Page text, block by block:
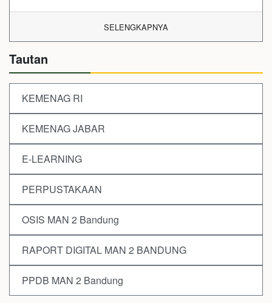
SELENGKAPNYA
Tautan
KEMENAG RI
KEMENAG JABAR
E-LEARNING
PERPUSTAKAAN
OSIS MAN 2 Bandung
RAPORT DIGITAL MAN 2 BANDUNG
PPDB MAN 2 Bandung